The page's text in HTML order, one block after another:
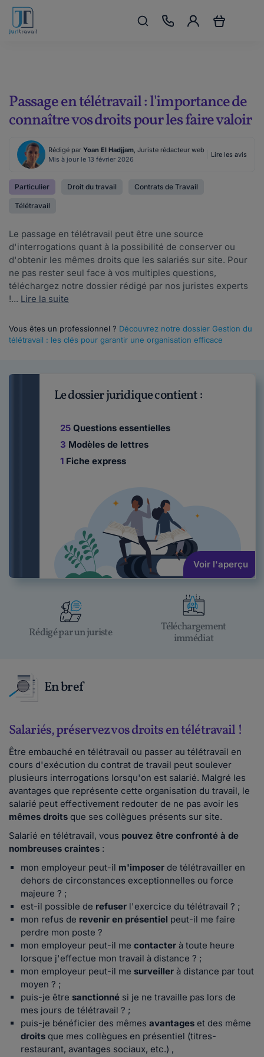
Le dossier juridique contient :
25 Questions essentielles
3 Modèles de lettres
1 Fiche express
Voir l'aperçu
Passage en télétravail : l'importance de
connaître vos droits pour les faire valoir
Rédigé par Yoan El Hadjjam, Juriste rédacteur web
Mis à jour le 13 février 2026
Lire les avis
Particulier Droit du travail Contrats de Travail
Télétravail
Le passage en télétravail peut être une source
d'interrogations quant à la possibilité de conserver ou
d'obtenir les mêmes droits que les salariés sur site. Pour
ne pas rester seul face à vos multiples questions,
téléchargez notre dossier rédigé par nos juristes experts
!... Lire la suite
Vous êtes un professionnel ? Découvrez notre dossier Gestion du
télétravail : les clés pour garantir une organisation efficace
Rédigé par un juriste
Téléchargement
immédiat
En bref
Salariés, préservez vos droits en télétravail !
Être embauché en télétravail ou passer au télétravail en
cours d'exécution du contrat de travail peut soulever
plusieurs interrogations lorsqu'on est salarié. Malgré les
avantages que représente cette organisation du travail, le
salarié peut effectivement redouter de ne pas avoir les
mêmes droits que ses collègues présents sur site.
Salarié en télétravail, vous pouvez être confronté à de
nombreuses craintes :
mon employeur peut-il m'imposer de télétravailler en
dehors de circonstances exceptionnelles ou force
majeure ? ;
est-il possible de refuser l'exercice du télétravail ? ;
mon refus de revenir en présentiel peut-il me faire
perdre mon poste ?
mon employeur peut-il me contacter à toute heure
lorsque j'effectue mon travail à distance ? ;
mon employeur peut-il me surveiller à distance par tout
moyen ? ;
puis-je être sanctionné si je ne travaille pas lors de
mes jours de télétravail ? ;
puis-je bénéficier des mêmes avantages et des même
droits que mes collègues en présentiel (titres-
restaurant, avantages sociaux, etc.) ,